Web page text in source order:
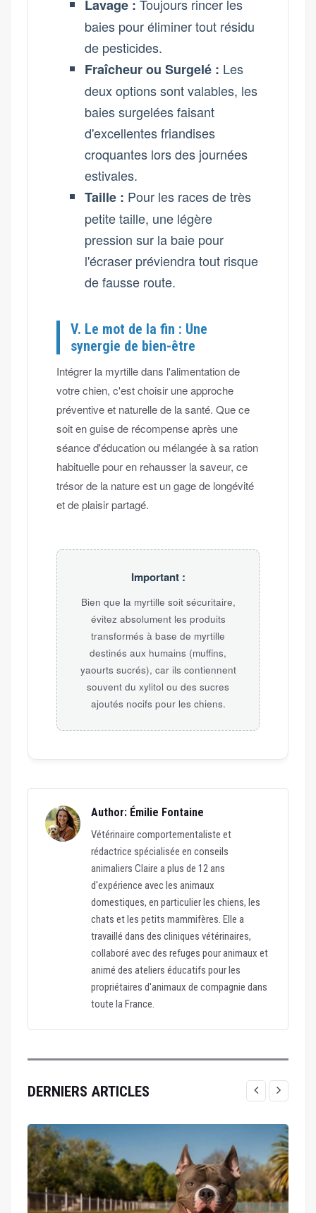
Lavage : Toujours rincer les
baies pour éliminer tout résidu
de pesticides.
Fraîcheur ou Surgelé : Les
deux options sont valables, les
baies surgelées faisant
d'excellentes friandises
croquantes lors des journées
estivales.
Taille : Pour les races de très
petite taille, une légère
pression sur la baie pour
l'écraser préviendra tout risque
de fausse route.
V. Le mot de la fin : Une
synergie de bien-être
Intégrer la myrtille dans l'alimentation de
votre chien, c'est choisir une approche
préventive et naturelle de la santé. Que ce
soit en guise de récompense après une
séance d'éducation ou mélangée à sa ration
habituelle pour en rehausser la saveur, ce
trésor de la nature est un gage de longévité
et de plaisir partagé.
Important :
Bien que la myrtille soit sécuritaire,
évitez absolument les produits
transformés à base de myrtille
destinés aux humains (muffins,
yaourts sucrés), car ils contiennent
souvent du xylitol ou des sucres
ajoutés nocifs pour les chiens.
Author: Émilie Fontaine
Vétérinaire comportementaliste et
rédactrice spécialisée en conseils
animaliers Claire a plus de 12 ans
d'expérience avec les animaux
domestiques, en particulier les chiens, les
chats et les petits mammifères. Elle a
travaillé dans des cliniques vétérinaires,
collaboré avec des refuges pour animaux et
animé des ateliers éducatifs pour les
propriétaires d'animaux de compagnie dans
toute la France.
DERNIERS ARTICLES